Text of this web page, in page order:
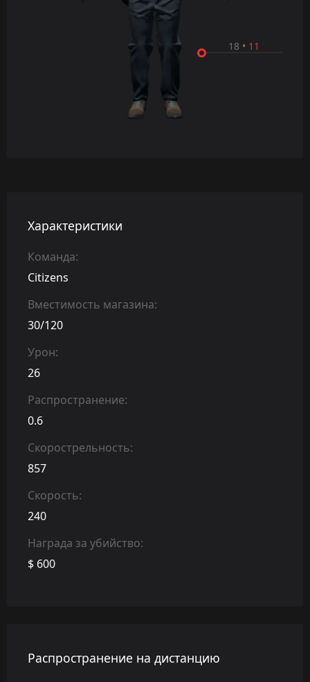
18 • 11
Характеристики
Команда:
Citizens
Вместимость магазина:
30/120
Урон:
26
Распространение:
0.6
Скорострельность:
857
Скорость:
240
Награда за убийство:
$ 600
Распространение на дистанцию